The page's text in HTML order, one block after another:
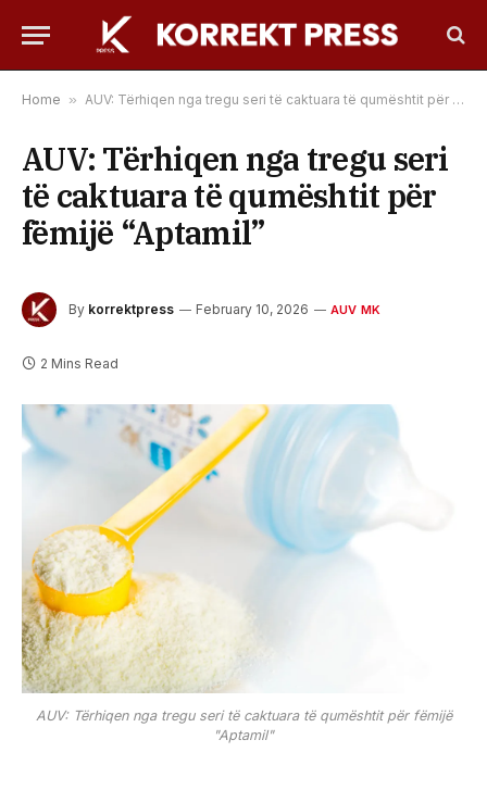
Home » AUV: Tërhiqen nga tregu seri të caktuara të qumështit për fëmijë “Aptamil”
AUV: Tërhiqen nga tregu seri
të caktuara të qumështit për
fëmijë “Aptamil”
By korrektpress February 10, 2026 AUV MK
2 Mins Read
AUV: Tërhiqen nga tregu seri të caktuara të qumështit për fëmijë
"Aptamil"